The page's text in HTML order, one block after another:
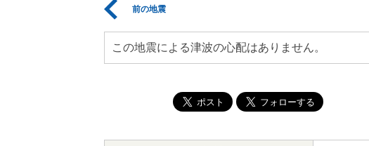
前の地震
この地震による津波の心配はありません。